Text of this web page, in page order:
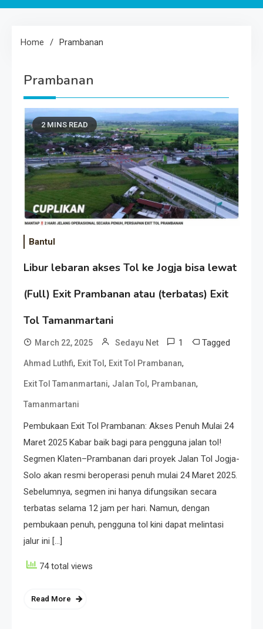
Home Prambanan
Prambanan
2 MINS READ
Bantul
Libur lebaran akses Tol ke Jogja bisa lewat
(Full) Exit Prambanan atau (terbatas) Exit
Tol Tamanmartani
March 22, 2025 Sedayu Net 1 Tagged
Ahmad Luthfi, Exit Tol , Exit Tol Prambanan,
Exit Tol Tamanmartani, Jalan Tol , Prambanan,
Tamanmartani
Pembukaan Exit Tol Prambanan: Akses Penuh Mulai 24
Maret 2025 Kabar baik bagi para pengguna jalan tol!
Segmen Klaten–Prambanan dari proyek Jalan Tol Jogja-
Solo akan resmi beroperasi penuh mulai 24 Maret 2025.
Sebelumnya, segmen ini hanya difungsikan secara
terbatas selama 12 jam per hari. Namun, dengan
pembukaan penuh, pengguna tol kini dapat melintasi
jalur ini […]
74 total views
Read More